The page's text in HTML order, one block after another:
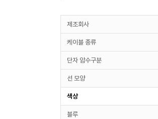
제조회사
케이블 종류
단자 암수구분
선 모양
색상
블루